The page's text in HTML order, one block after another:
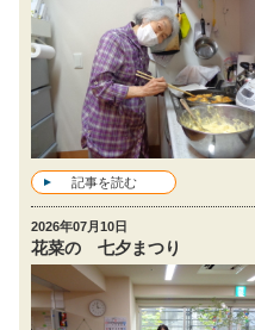
記事を読む
2026年07月10日
花菜の 七夕まつり